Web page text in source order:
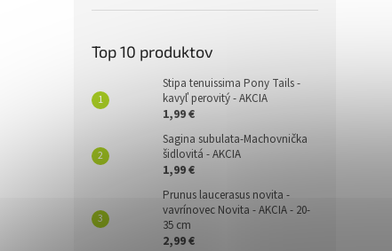
Top 10 produktov
Stipa tenuissima Pony Tails -
kavyľ perovitý - AKCIA
1,99 €
Sagina subulata-Machovnička
šidlovitá - AKCIA
1,99 €
Prunus laucerasus novita -
vavrínovec Novita - AKCIA - 20-
35 cm
2,99 €